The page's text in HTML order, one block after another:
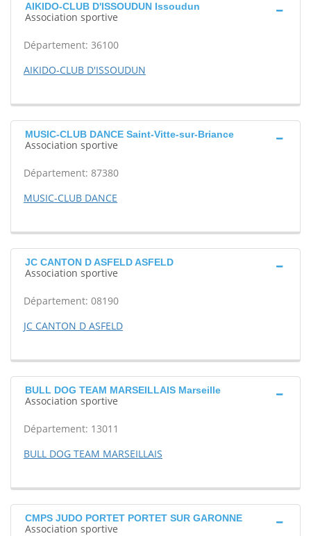
AIKIDO-CLUB D'ISSOUDUN Issoudun
Association sportive
Département: 36100
AIKIDO-CLUB D'ISSOUDUN
MUSIC-CLUB DANCE Saint-Vitte-sur-Briance
Association sportive
Département: 87380
MUSIC-CLUB DANCE
JC CANTON D ASFELD ASFELD
Association sportive
Département: 08190
JC CANTON D ASFELD
BULL DOG TEAM MARSEILLAIS Marseille
Association sportive
Département: 13011
BULL DOG TEAM MARSEILLAIS
CMPS JUDO PORTET PORTET SUR GARONNE
Association sportive